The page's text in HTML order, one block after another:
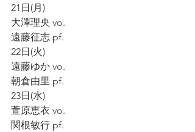
21日(月)
大澤理央 vo.
遠藤征志 pf.
22日(火)
遠藤ゆか vo.
朝倉由里 pf.
23日(水)
萱原恵衣 vo.
関根敏行 pf.